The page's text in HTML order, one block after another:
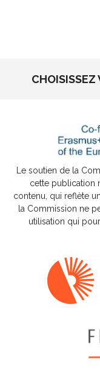
CHOISISSEZ
Le soutien de la
cette publication
contenu, qui reflète
la Commission ne
utilisation qui